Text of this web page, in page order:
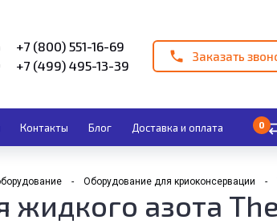
+7 (800) 551-16-69
+7 (499) 495-13-39
Заказать
Контакты Блог Доставка и оплата 0
Оборудование для криоконсервации
жидкого азота